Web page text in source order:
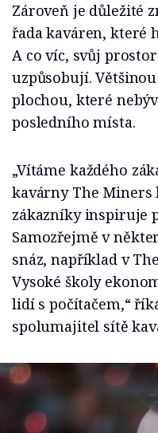
Zároveň je důležité
řada kaváren, které
A co víc, svůj
uzpůsobují.
plochou, které
posledního místa.
„Vítáme každého
kavárny The
zákazníky inspiruje
Samozřejmě v
snáz, například v
Vysoké školy
lidí s počítačem,“
spolumajitel sítě